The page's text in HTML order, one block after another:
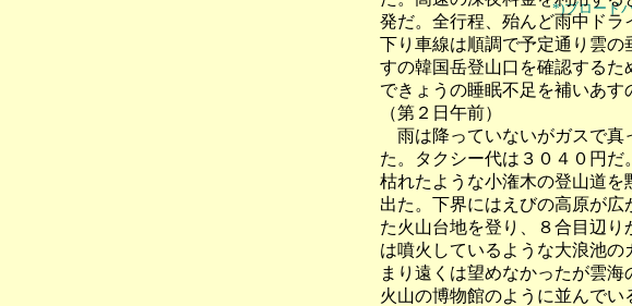
*)ブロード
発だ。全行程、殆んど雨中ドラ
下り車線は順調で予定通り雲
すの韓国岳登山口を確認する
できょうの睡眠不足を補いあす
（第２日午前）
雨は降っていないがガスで真
た。タクシー代は３０４０円
枯れたような小潅木の登山道
出た。下界にはえびの高原が
た火山台地を登り、８合目辺
は噴火しているような大浪池
まり遠くは望めなかったが雲
火山の博物館のように並んでい